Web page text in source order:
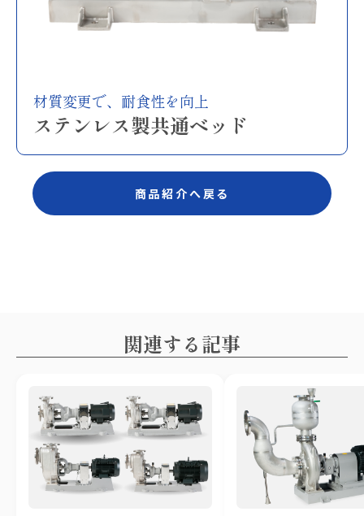
材質変更で、耐食性を向上
ステンレス製共通ベッド
商品紹介へ戻る
関連する記事